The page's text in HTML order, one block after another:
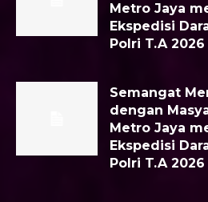
Metro Jaya
Ekspedisi
Polri T.A 2026
Semangat
dengan
Metro Jaya
Ekspedisi
Polri T.A 2026